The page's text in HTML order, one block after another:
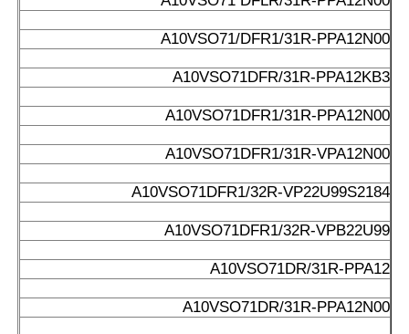
A10VSO71/DFR1/31R-PPA12N00
A10VSO71DFR/31R-PPA12KB3
A10VSO71DFR1/31R-PPA12N00
A10VSO71DFR1/31R-VPA12N00
A10VSO71DFR1/32R-VP22U99S2184
A10VSO71DFR1/32R-VPB22U99
A10VSO71DR/31R-PPA12
A10VSO71DR/31R-PPA12N00